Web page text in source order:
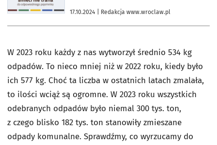
17.10.2024 | Redakcja www.wroclaw.pl
W 2023 roku każdy z nas wytworzył średnio 534 kg
odpadów. To nieco mniej niż w 2022 roku, kiedy było
ich 577 kg. Choć ta liczba w ostatnich latach zmalała,
to ilości wciąż są ogromne. W 2023 roku wszystkich
odebranych odpadów było niemal 300 tys. ton,
z czego blisko 182 tys. ton stanowiły zmieszane
odpady komunalne. Sprawdźmy, co wyrzucamy do